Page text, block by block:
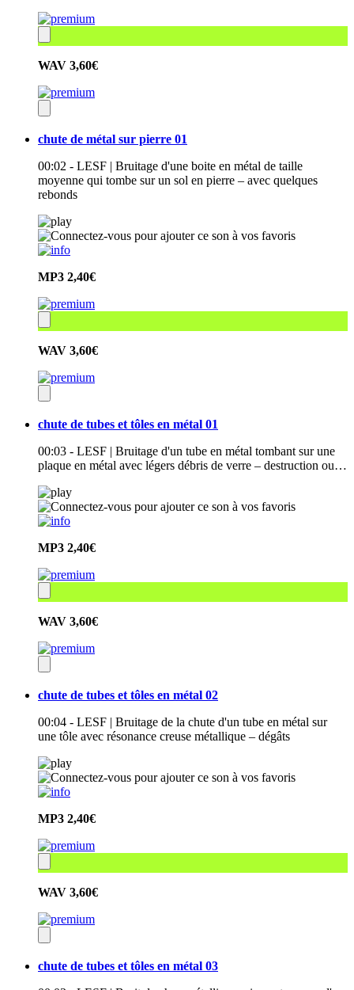
WAV 3,60€
chute de métal sur pierre 01
00:02 - LESF | Bruitage d'une boite en métal de taille
moyenne qui tombe sur un sol en pierre – avec quelques
rebonds
MP3 2,40€
WAV 3,60€
chute de tubes et tôles en métal 01
00:03 - LESF | Bruitage d'un tube en métal tombant sur une
plaque en métal avec légers débris de verre – destruction ou…
MP3 2,40€
WAV 3,60€
chute de tubes et tôles en métal 02
00:04 - LESF | Bruitage de la chute d'un tube en métal sur
une tôle avec résonance creuse métallique – dégâts
MP3 2,40€
WAV 3,60€
chute de tubes et tôles en métal 03